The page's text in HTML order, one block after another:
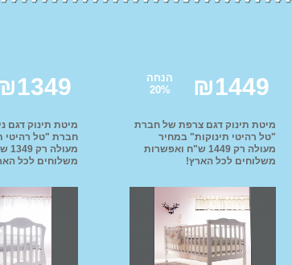
בימבות ופדלים
טרקטור פדלים לילדים
ממונעים לילדים
טרקטורון ממונע לילדים
ג'יפ ממונע לילדים
אופנוע ממונע לילדים
טרקטורון שטח לילדים
₪1449
הנחה
20%
מיטת תינוק דגם צרפת של חברת
"טל רהיטי תינוקות" במחיר
מעולה רק 1449 ש"ח ואפשרות
משלוחים לכל הארץ!
1349
מיטת תינוק דגם
חברת "טל רהיטי
משלוחים לכל